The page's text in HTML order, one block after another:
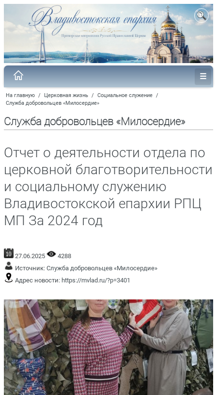
На главную / Церковная жизнь / Социальное служение /
Служба добровольцев «Милосердие»
Служба добровольцев «Милосердие»
Отчет о деятельности отдела по
церковной благотворительности
и социальному служению
Владивостокской епархии РПЦ
МП За 2024 год
27.06.2025
4288
Источник: Служба добровольцев «Милосердие»
Адрес новости: https://mvlad.ru/?p=3401